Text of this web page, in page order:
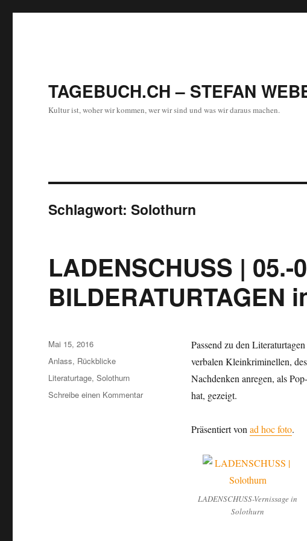
TAGEBUCH.CH – STEFAN
Kultur ist, woher wir kommen, wer wir sind und was wir daraus machen.
Schlagwort:Solothurn
LADENSCHUSS | 05.-
BILDERATURTAGEN
Passend zu den
verbalen Kleinkriminellen,
Nachdenken anregen, als
hat, gezeigt.
Präsentiert von ad hoc foto.
LADENSCHUSS-Vernissage in
Solothurn
Veröffentlicht
am
Mai 15, 2016
Kategorien
Anlass, Rückblicke
Schlagwörter
Literaturtage,Solothurn
Schreibe einen Kommentarzu
BILDERATURTAGEN